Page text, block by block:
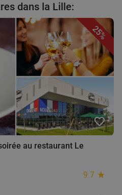
dans la Lille:
25%
favorite_border
au restaurant Le
9.7 star